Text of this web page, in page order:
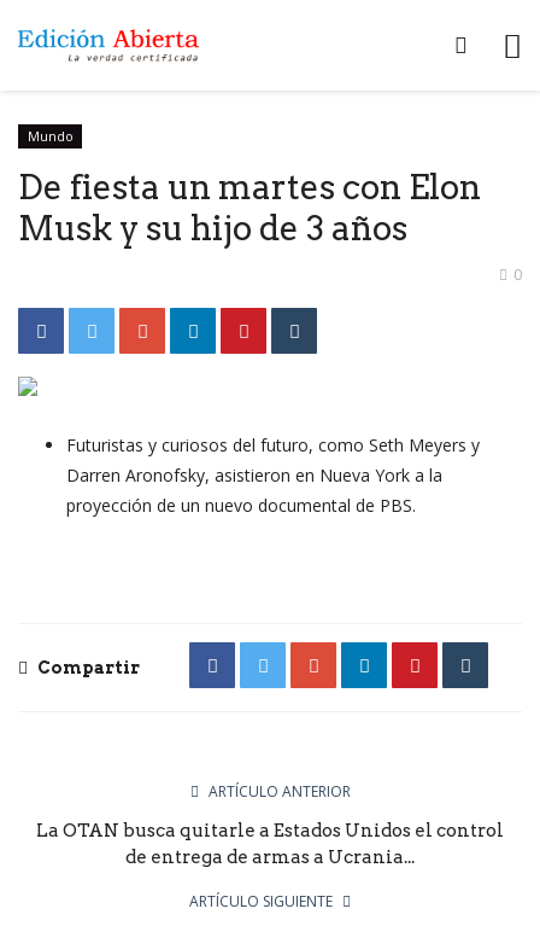
Mundo
De fiesta un martes con Elon
Musk y su hijo de 3 años
0
Futuristas y curiosos del futuro, como Seth Meyers y
Darren Aronofsky, asistieron en Nueva York a la
proyección de un nuevo documental de PBS.
Compartir
ARTÍCULO ANTERIOR
La OTAN busca quitarle a Estados Unidos el control
de entrega de armas a Ucrania...
ARTÍCULO SIGUIENTE